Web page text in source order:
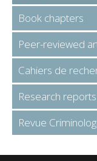
Book chapters
Peer-reviewed
Cahiers de
Research reports
Revue